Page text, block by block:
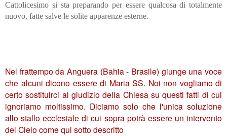
Cattolicesimo si sta preparando per essere qualcosa di totalmente
nuovo, fatte salve le solite apparenze esterne.
Nel frattempo da Anguera (Bahia - Brasile) giunge una voce
che alcuni dicono essere di Maria SS. Noi non vogliamo di
certo sostituirci al giudizio della Chiesa su questi fatti di cui
ignoriamo moltissimo. Diciamo solo che l'unica soluzione
allo stallo ecclesiale di cui sopra potrà essere un intervento
del Cielo come qui sotto descritto